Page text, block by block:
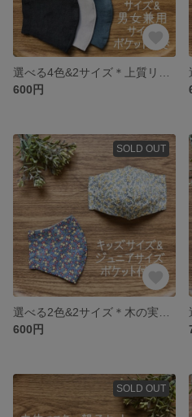
600円
SOLD OUT
600円
SOLD OUT